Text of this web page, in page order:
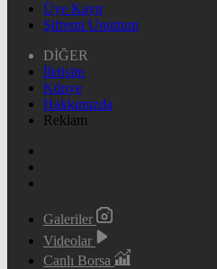
Üye Kayıt
Şifremi Unuttum
DİĞER
İletişim
Künye
Hakkımızda
Reklam
Galeriler
Videolar
Canlı Borsa